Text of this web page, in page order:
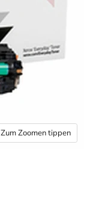
Zum Zoomen tippen